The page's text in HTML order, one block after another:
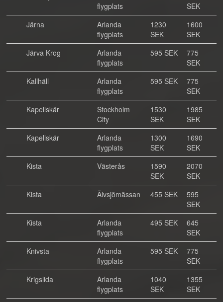
flygplats
SEK
Järna
Arlanda
flygplats
1230
SEK
1600
SEK
Järva Krog
Arlanda
flygplats
595 SEK
775
SEK
Kallhäll
Arlanda
flygplats
595 SEK
775
SEK
Kapellskär
Stockholm
City
1530
SEK
1985
SEK
Kapellskär
Arlanda
flygplats
1300
SEK
1690
SEK
Kista
Västerås
1590
SEK
2070
SEK
Kista
Älvsjömässan 455 SEK
595
SEK
Kista
Arlanda
flygplats
495 SEK
645
SEK
Knivsta
Arlanda
flygplats
595 SEK
775
SEK
Krigslida
Arlanda
flygplats
1040
SEK
1355
SEK